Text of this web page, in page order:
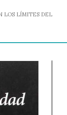
LOS LÍMITES DEL